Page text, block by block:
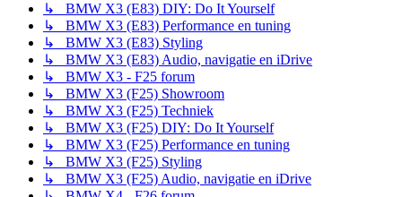
↳ BMW X3 (E83) DIY: Do It Yourself
↳ BMW X3 (E83) Performance en tuning
↳ BMW X3 (E83) Styling
↳ BMW X3 (E83) Audio, navigatie en iDrive
↳ BMW X3 - F25 forum
↳ BMW X3 (F25) Showroom
↳ BMW X3 (F25) Techniek
↳ BMW X3 (F25) DIY: Do It Yourself
↳ BMW X3 (F25) Performance en tuning
↳ BMW X3 (F25) Styling
↳ BMW X3 (F25) Audio, navigatie en iDrive